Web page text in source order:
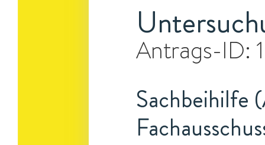
Antrags-ID:
Sachbeihilfe